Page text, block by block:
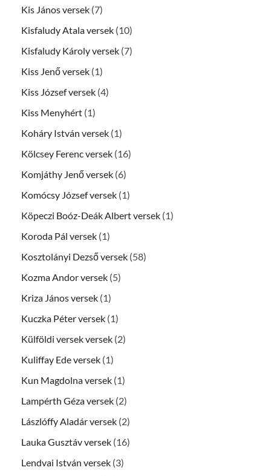
Kis János versek (7)
Kisfaludy Atala versek (10)
Kisfaludy Károly versek (7)
Kiss Jenő versek (1)
Kiss József versek (4)
Kiss Menyhért (1)
Koháry István versek (1)
Kölcsey Ferenc versek (16)
Komjáthy Jenő versek (6)
Komócsy József versek (1)
Köpeczi Boóz-Deák Albert versek (1)
Koroda Pál versek (1)
Kosztolányi Dezső versek (58)
Kozma Andor versek (5)
Kriza János versek (1)
Kuczka Péter versek (1)
Külföldi versek versek (2)
Kuliffay Ede versek (1)
Kun Magdolna versek (1)
Lampérth Géza versek (2)
Lászlóffy Aladár versek (2)
Lauka Gusztáv versek (16)
Lendvai István versek (3)